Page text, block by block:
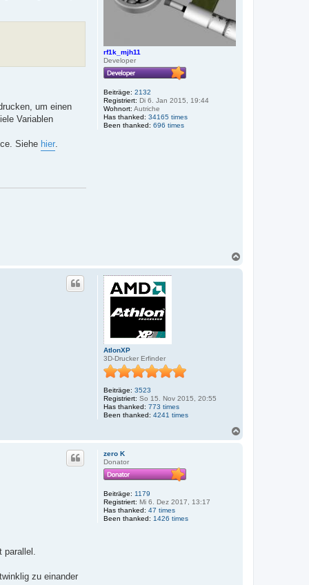
rf1k_mjh11
Developer
Beiträge: 2132
Registriert: Di 6. Jan 2015, 19:44
Wohnort: Autriche
Has thanked: 34165 times
Been thanked: 696 times
um einen
Variablen
Siehe hier
AtlonXP
3D-Drucker Erfinder
Beiträge: 3523
Registriert: So 15. Nov 2015, 20:55
Has thanked: 773 times
Been thanked: 4241 times
zero K
Donator
Beiträge: 1179
Registriert: Mi 6. Dez 2017, 13:17
Has thanked: 47 times
Been thanked: 1426 times
zu einander